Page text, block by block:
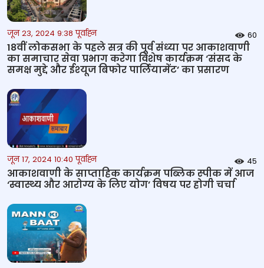
जून 23, 2024 9:38 पूर्वाह्न 60
18वीं लोकसभा के पहले सत्र की पूर्व संध्‍या पर आकाशवाणी
का समाचार सेवा प्रभाग करेगा विशेष कार्यक्रम ‘संसद के
समक्ष मुद्दे और ईश्‍यूज बिफोर पार्लियामेंट’ का प्रसारण
जून 17, 2024 10:40 पूर्वाह्न 45
आकाशवाणी के साप्ताहिक कार्यक्रम पब्लिक स्‍पीक में आज
‘स्वास्थ्य और आरोग्य के लिए योग’ विषय पर होगी चर्चा